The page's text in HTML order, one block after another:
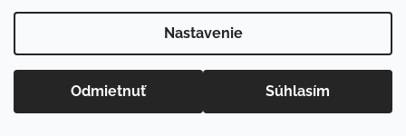
Nastavenie
Odmietnuť Súhlasím